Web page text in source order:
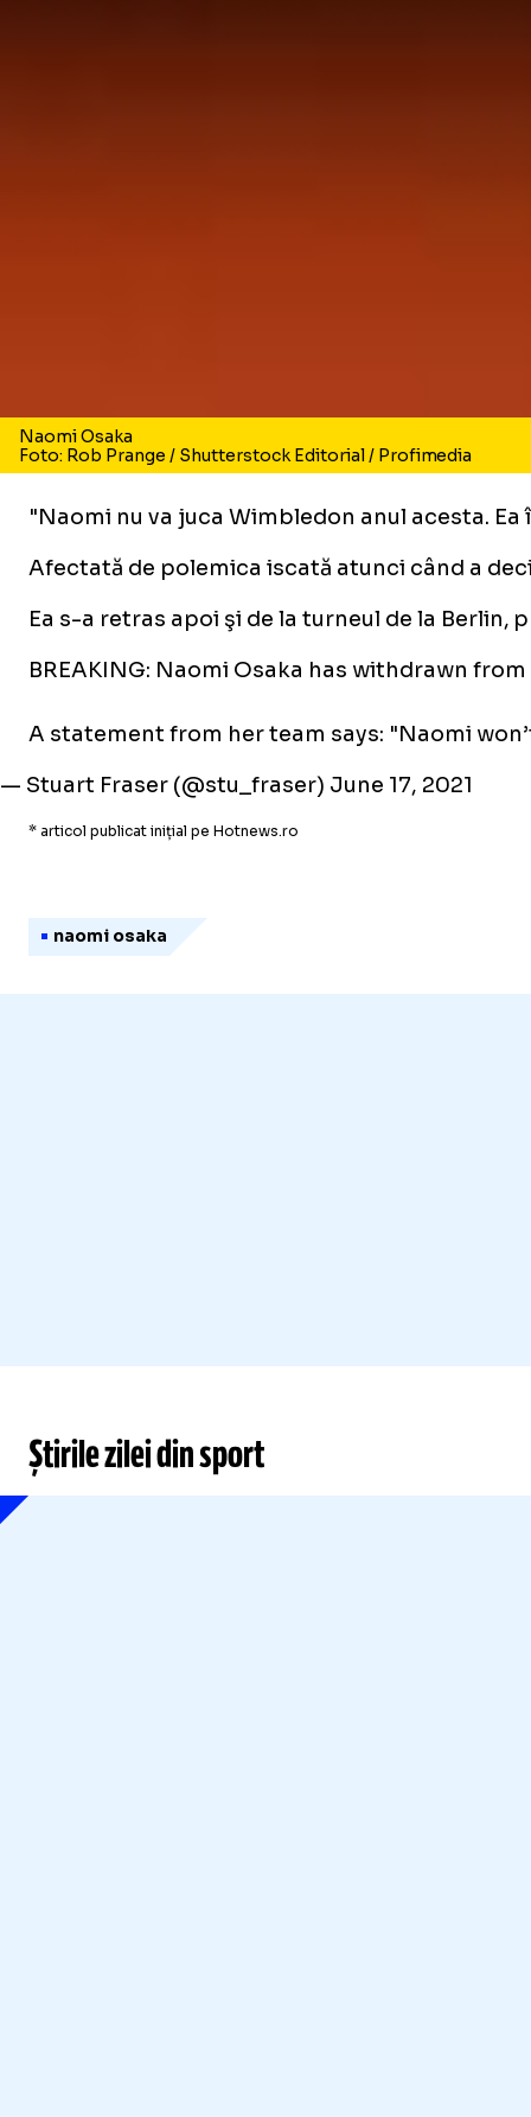
Naomi Osaka
Foto: Rob Prange / Shutterstock Editorial / Profimedia
"Naomi nu va juca Wimbledon anul acesta.
Afectată de polemica iscată atunci când a
Ea s-a retras apoi şi de la turneul de la
BREAKING: Naomi Osaka has withdrawn
A statement from her team says: "Naomi
— Stuart Fraser (@stu_fraser) June 17, 2021
* articol publicat inițial pe Hotnews.ro
naomi osaka
Știrile zilei din sport